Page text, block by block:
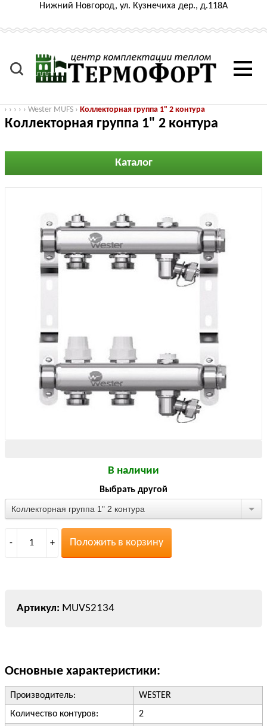
Нижний Новгород, ул. Кузнечиха дер., д.118А
› › › › › Wester MUFS › Коллекторная группа 1" 2 контура
Коллекторная группа 1" 2 контура
Каталог
В наличии
Выбрать другой
Коллекторная группа 1" 2 контура
- 1 + Положить в корзину
MUVS2134
Основные характеристики:
Производитель:
WESTER
Количество контуров:
2